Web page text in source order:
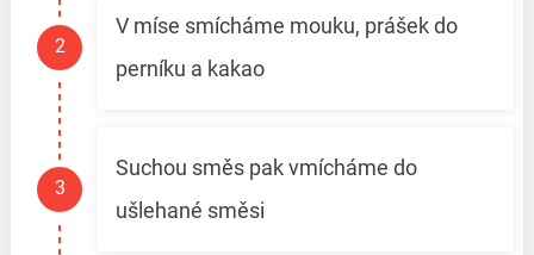
V míse smícháme mouku, prášek do
perníku a kakao
Suchou směs pak vmícháme do
ušlehané směsi